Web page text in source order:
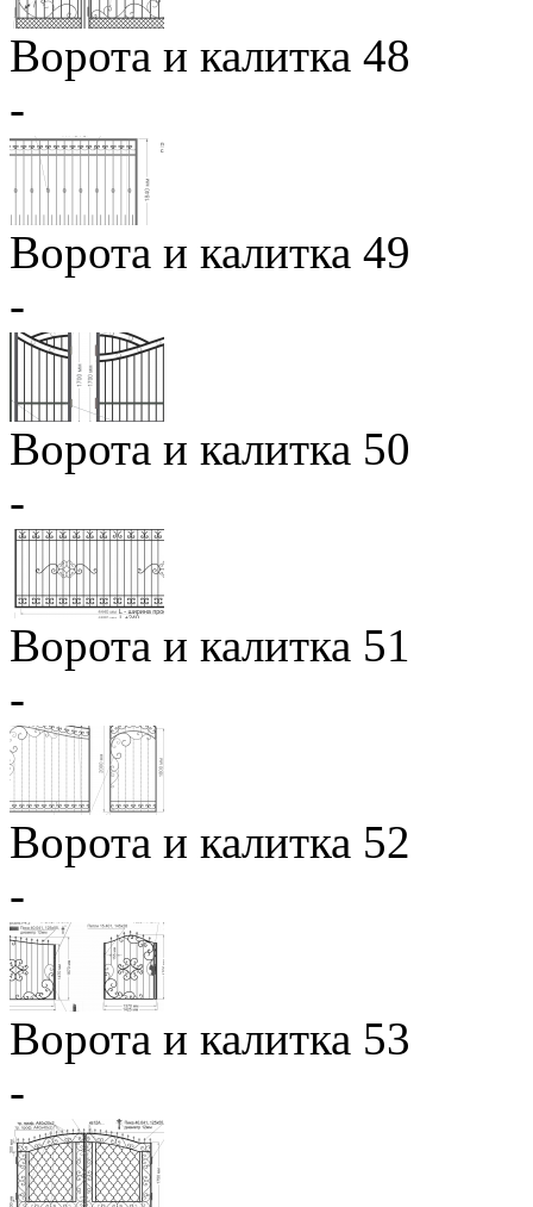
Ворота и калитка 48
-
Ворота и калитка 49
-
Ворота и калитка 50
-
Ворота и калитка 51
-
Ворота и калитка 52
-
Ворота и калитка 53
-